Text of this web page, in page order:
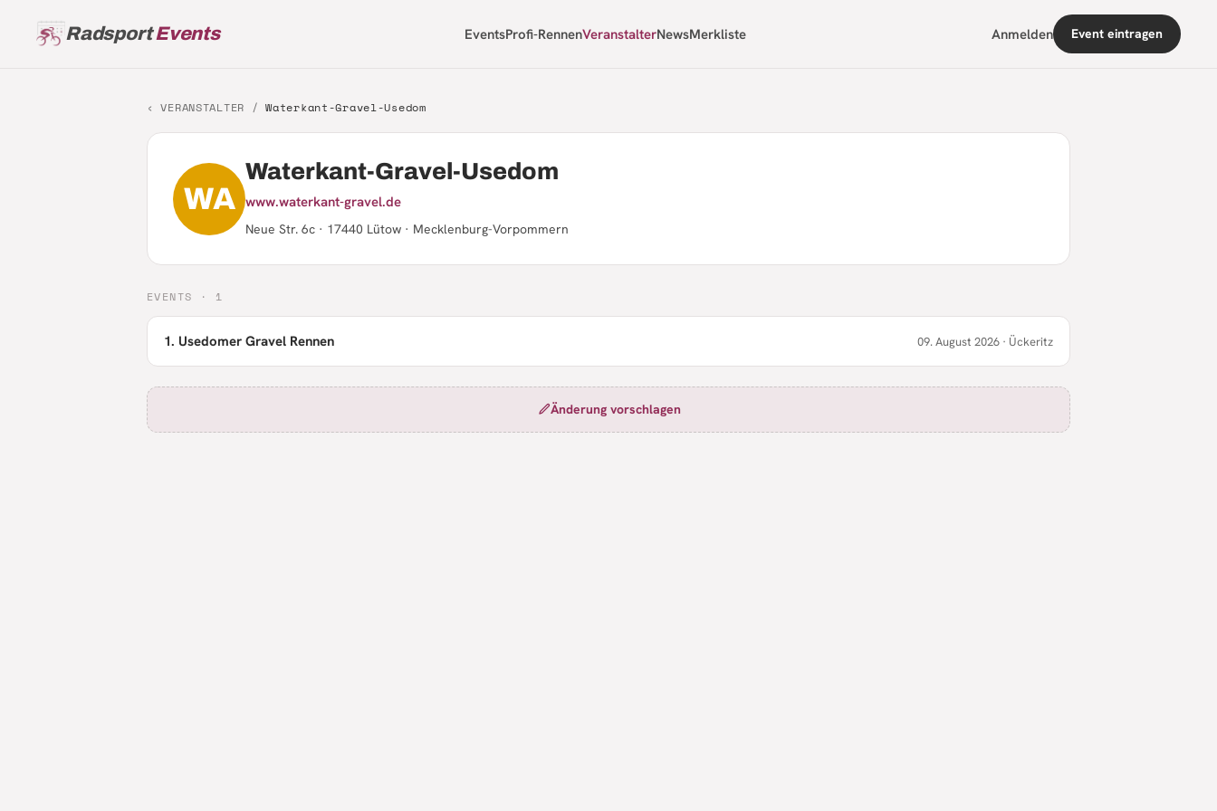
RadsportEvents EventsProfi-RennenVeranstalterNewsMerkliste Anmelden Event eintragen
‹ VERANSTALTER /Waterkant-Gravel-Usedom
WA
Waterkant-Gravel-Usedom
www.waterkant-gravel.de
Neue Str. 6c · 17440 Lütow · Mecklenburg-Vorpommern
EVENTS · 1
1. Usedomer Gravel Rennen 09. August 2026 · Ückeritz
Änderung vorschlagen